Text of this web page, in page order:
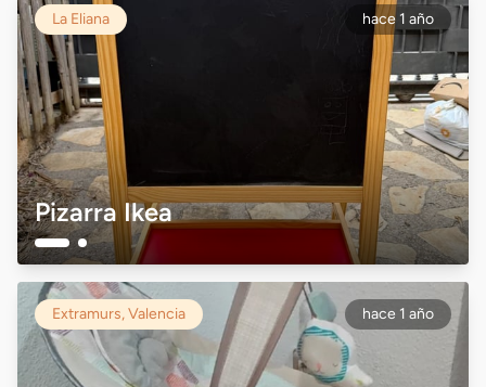
La Eliana hace 1 año
Pizarra Ikea
Extramurs, Valencia hace 1 año